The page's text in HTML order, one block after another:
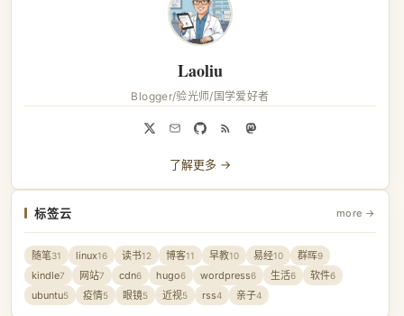
Laoliu
Blogger/验光师/国学爱好者
了解更多 →
标签云 more →
随笔31 linux16 读书12 博客11 早教10 易经10 群晖9
kindle7 网站7 cdn6 hugo6 wordpress6 生活6 软件6
ubuntu5 疫情5 眼镜5 近视5 rss4 亲子4